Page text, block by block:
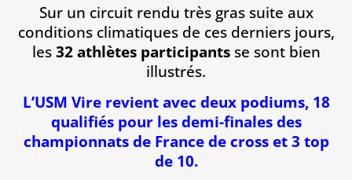
Sur un circuit rendu très gras suite aux
conditions climatiques de ces derniers jours,
les 32 athlètes participantsse sont bien
illustrés.
L’USM Vire revient avec deux podiums, 18
qualifiés pour les demi-finales des
championnats de France de cross et 3 top
de 10.